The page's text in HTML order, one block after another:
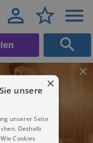
×
unsere
unserer Seite
Deshalb
Cookies